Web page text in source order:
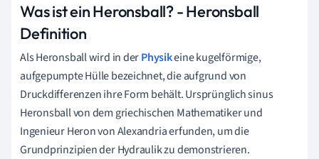
Was ist ein Heronsball? - Heronsball
Definition
Als Heronsball wird in derPhysikeine kugelförmige,
aufgepumpte Hülle bezeichnet, die aufgrund von
Druckdifferenzen ihre Form behält. Ursprünglich sinus
Heronsball von dem griechischen Mathematiker und
Ingenieur Heron von Alexandria erfunden, um die
Grundprinzipien der Hydraulik zu demonstrieren.